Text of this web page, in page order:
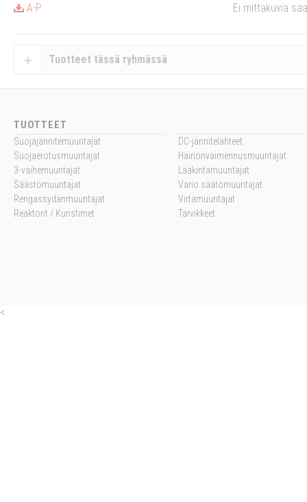
A-P Ei mittakuvia
Tuotteet tässä ryhmässä
TUOTTEET
Suojajännitemuuntajat
Suojaerotusmuuntajat
3-vaihemuuntajat
Säästömuuntajat
Rengassydänmuuntajat
Reaktorit / Kuristimet
DC-jännitelähteet
Häiriönvaimennusmuuntajat
Lääkintämuuntajat
Vario säätömuuntajat
Virtamuuntajat
Tarvikkeet
<